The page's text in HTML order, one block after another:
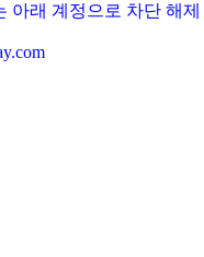
래 계정으로 차단 해제